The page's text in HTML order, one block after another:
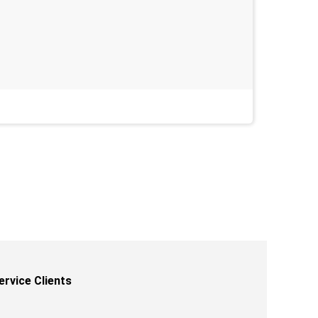
Clients